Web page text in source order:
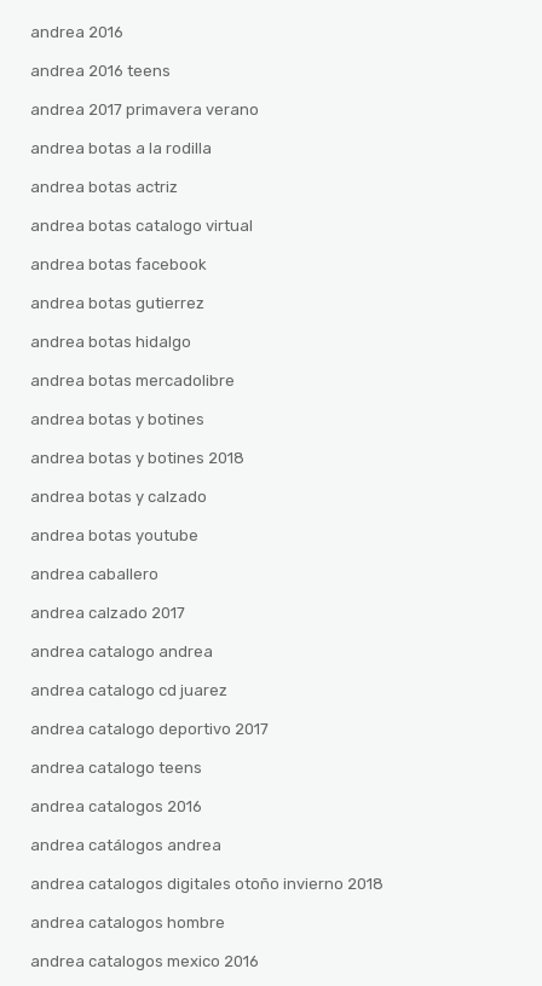
andrea 2016
andrea 2016 teens
andrea 2017 primavera verano
andrea botas a la rodilla
andrea botas actriz
andrea botas catalogo virtual
andrea botas facebook
andrea botas gutierrez
andrea botas hidalgo
andrea botas mercadolibre
andrea botas y botines
andrea botas y botines 2018
andrea botas y calzado
andrea botas youtube
andrea caballero
andrea calzado 2017
andrea catalogo andrea
andrea catalogo cd juarez
andrea catalogo deportivo 2017
andrea catalogo teens
andrea catalogos 2016
andrea catálogos andrea
andrea catalogos digitales otoño invierno 2018
andrea catalogos hombre
andrea catalogos mexico 2016